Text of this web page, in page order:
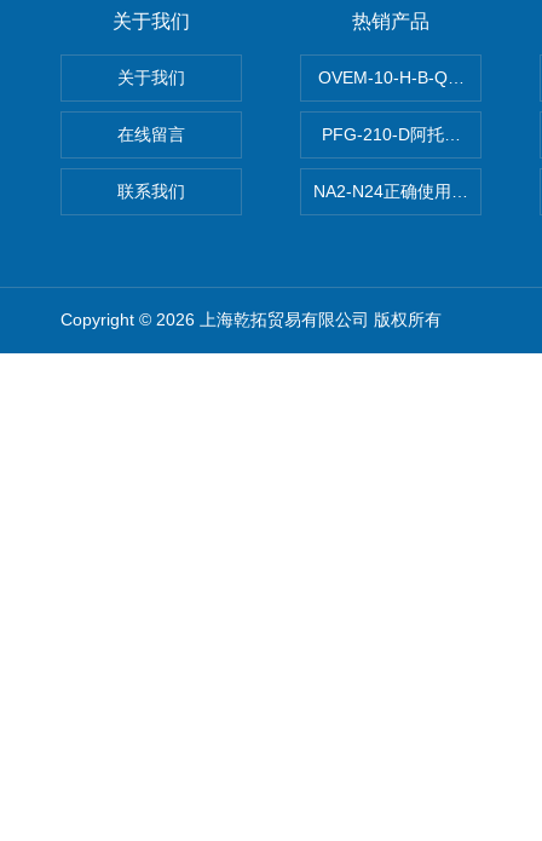
关于我们
关于我们
在线留言
联系我们
热销产品
OVEM-10-H-B-QO-CE-N-2P
PFG-210-D阿托斯ATOS电
NA2-N24正确使用松下安全光
Copyright © 2026 上海乾拓贸易有限公司 版权所有